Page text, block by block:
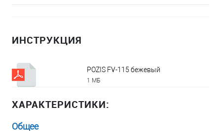
ИНСТРУКЦИЯ
POZIS FV-115 бежевый
1 МБ
ХАРАКТЕРИСТИКИ:
Общее